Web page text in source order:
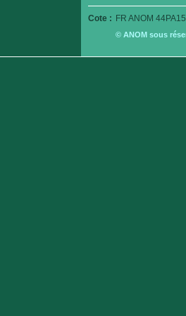
Cote : FR ANOM
© ANOM sous